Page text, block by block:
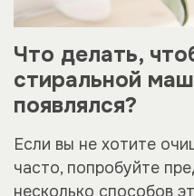
Что делать,
стиральной
появлялся?
Если вы не хотите
часто, попробуйте
несколько способов